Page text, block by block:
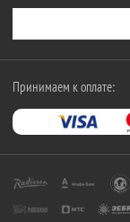
Принимаем к оплате: